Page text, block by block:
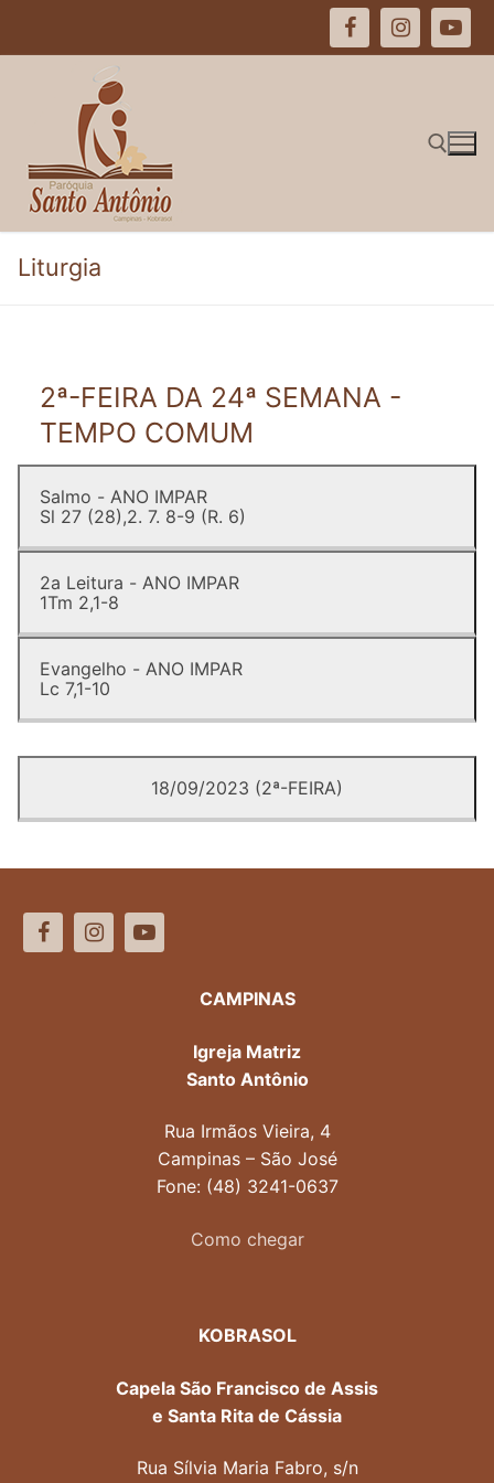
Pesquisar por:
Liturgia
2ª-FEIRA DA 24ª SEMANA -
TEMPO COMUM
Salmo - ANO IMPAR
Sl 27 (28),2. 7. 8-9 (R. 6)
2a Leitura - ANO IMPAR
1Tm 2,1-8
Evangelho - ANO IMPAR
Lc 7,1-10
18/09/2023 (2ª-FEIRA)
CAMPINAS
Igreja Matriz
Santo Antônio
Rua Irmãos Vieira, 4
Campinas – São José
Fone: (48) 3241-0637
Como chegar
KOBRASOL
Capela São Francisco de Assis
e Santa Rita de Cássia
Rua Sílvia Maria Fabro, s/n